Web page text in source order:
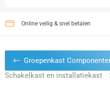
Op werkdagen voor 16:00 uur
Gratis verzenden vanaf €75,-
Online veilig & snel betalen
Groepenkast
Schakelkast en installatiekast